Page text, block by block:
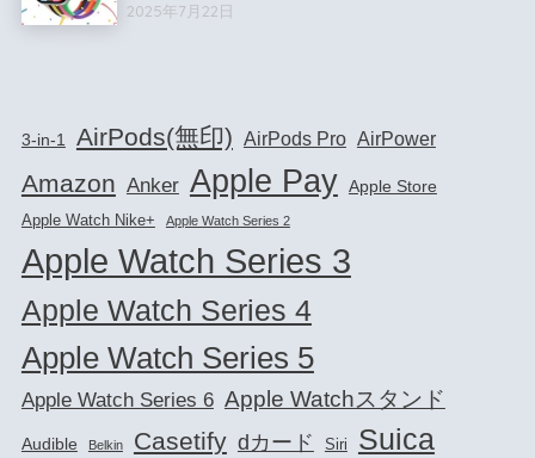
2025年7月22日
3-in-1 AirPods(無印) AirPods Pro AirPower
Amazon Anker Apple Pay Apple Store
Apple Watch Nike+ Apple Watch Series 2
Apple Watch Series 3
Apple Watch Series 4
Apple Watch Series 5
Apple Watch Series 6 Apple Watchスタンド
Audible Belkin Casetify dカード Siri Suica